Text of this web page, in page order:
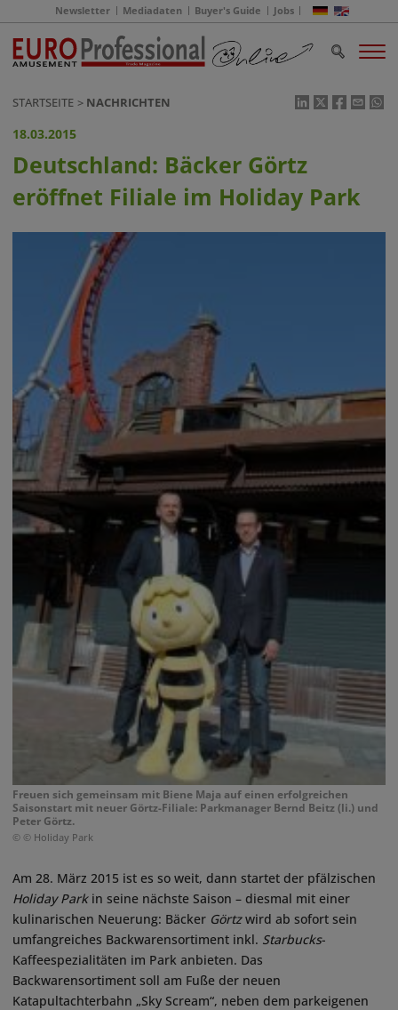
Newsletter Mediadaten Buyer's Guide Jobs
STARTSEITE NACHRICHTEN
18.03.2015
Deutschland: Bäcker Görtz
eröffnet Filiale im Holiday Park
Freuen sich gemeinsam mit Biene Maja auf einen erfolgreichen
Saisonstart mit neuer Görtz-Filiale: Parkmanager Bernd Beitz (li.) und
Peter Görtz.
© © Holiday Park
Am 28. März 2015 ist es so weit, dann startet der pfälzischen
Holiday Parkin seine nächste Saison – diesmal mit einer
kulinarischen Neuerung: Bäcker Görtzwird ab sofort sein
umfangreiches Backwarensortiment inkl. Starbucks-
Kaffeespezialitäten im Park anbieten. Das
Backwarensortiment soll am Fuße der neuen
Katapultachterbahn „Sky Scream“, neben dem parkeigenen